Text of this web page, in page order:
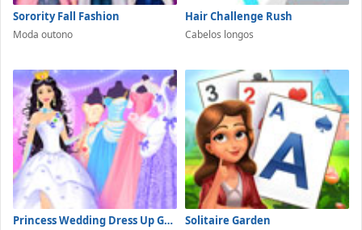
Sorority Fall Fashion
Moda outono
Hair Challenge Rush
Cabelos longos
Princess Wedding Dress Up Game Solitaire Garden